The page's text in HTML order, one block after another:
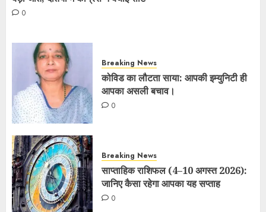
0
Breaking News
कोविड का लौटता साया: आपकी इम्युनिटी ही
आपका असली बचाव।
0
Breaking News
साप्ताहिक राशिफल (4–10 अगस्त 2026):
जानिए कैसा रहेगा आपका यह सप्ताह
0